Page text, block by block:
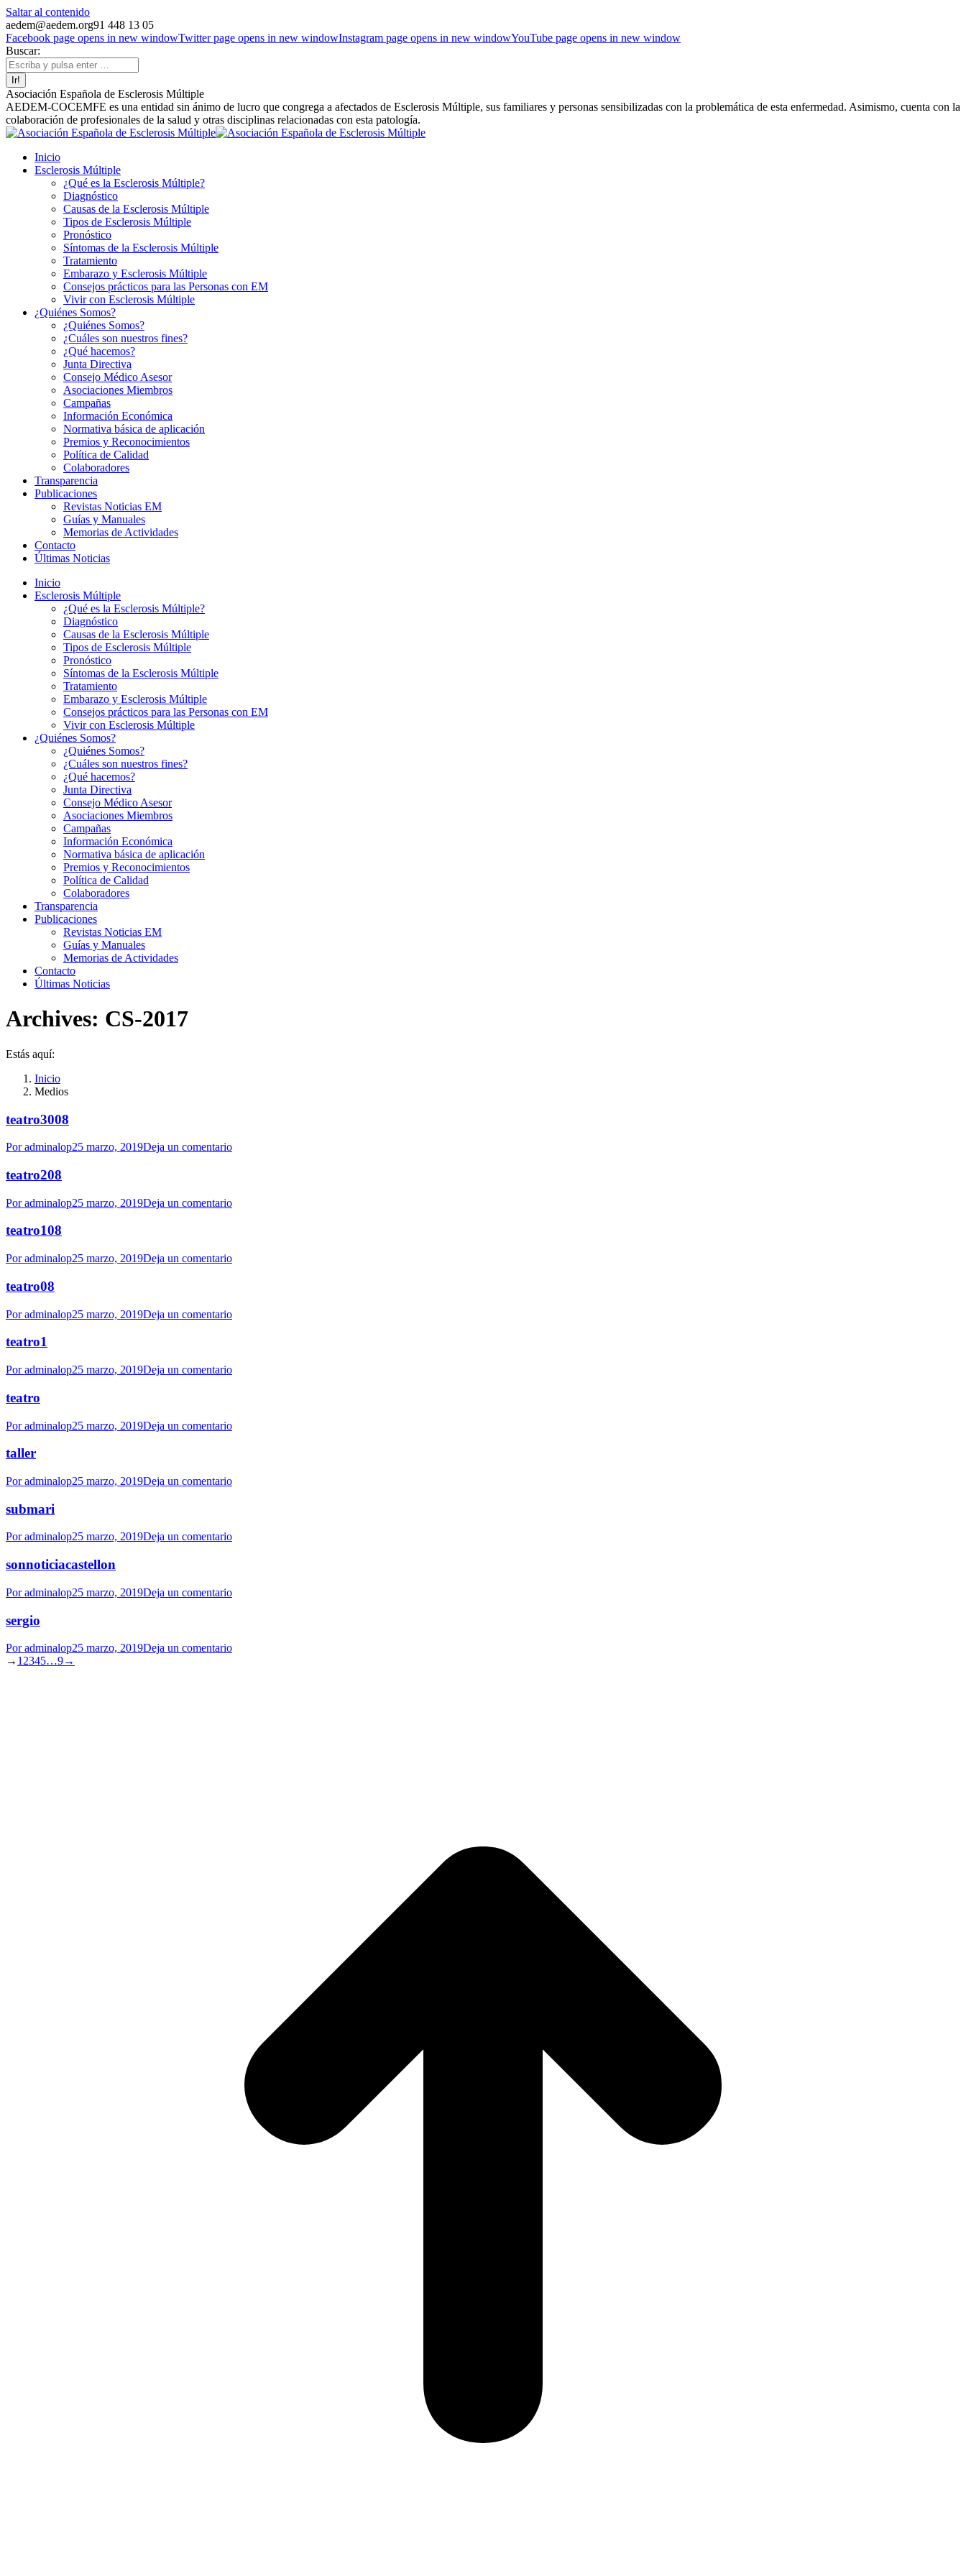
Saltar al contenido
aedem@aedem.org91 448 13 05
Facebook page opens in new windowTwitter page opens in new windowInstagram page opens in new windowYouTube page opens in new window
Buscar:
Asociación Española de Esclerosis Múltiple
AEDEM-COCEMFE es una entidad sin ánimo de lucro que congrega a afectados de Esclerosis Múltiple, sus familiares y personas sensibilizadas con la problemática de esta enfermedad. Asimismo, cuenta con la
colaboración de profesionales de la salud y otras disciplinas relacionadas con esta patología.
Inicio
Esclerosis Múltiple
¿Qué es la Esclerosis Múltiple?
Diagnóstico
Causas de la Esclerosis Múltiple
Tipos de Esclerosis Múltiple
Pronóstico
Síntomas de la Esclerosis Múltiple
Tratamiento
Embarazo y Esclerosis Múltiple
Consejos prácticos para las Personas con EM
Vivir con Esclerosis Múltiple
¿Quiénes Somos?
¿Quiénes Somos?
¿Cuáles son nuestros fines?
¿Qué hacemos?
Junta Directiva
Consejo Médico Asesor
Asociaciones Miembros
Campañas
Información Económica
Normativa básica de aplicación
Premios y Reconocimientos
Política de Calidad
Colaboradores
Transparencia
Publicaciones
Revistas Noticias EM
Guías y Manuales
Memorias de Actividades
Contacto
Últimas Noticias
Inicio
Esclerosis Múltiple
¿Qué es la Esclerosis Múltiple?
Diagnóstico
Causas de la Esclerosis Múltiple
Tipos de Esclerosis Múltiple
Pronóstico
Síntomas de la Esclerosis Múltiple
Tratamiento
Embarazo y Esclerosis Múltiple
Consejos prácticos para las Personas con EM
Vivir con Esclerosis Múltiple
¿Quiénes Somos?
¿Quiénes Somos?
¿Cuáles son nuestros fines?
¿Qué hacemos?
Junta Directiva
Consejo Médico Asesor
Asociaciones Miembros
Campañas
Información Económica
Normativa básica de aplicación
Premios y Reconocimientos
Política de Calidad
Colaboradores
Transparencia
Publicaciones
Revistas Noticias EM
Guías y Manuales
Memorias de Actividades
Contacto
Últimas Noticias
Archives: CS-2017
Estás aquí:
Inicio
Medios
teatro3008
Poradminalop25 marzo, 2019Deja un comentario
teatro208
Poradminalop25 marzo, 2019Deja un comentario
teatro108
Poradminalop25 marzo, 2019Deja un comentario
teatro08
Poradminalop25 marzo, 2019Deja un comentario
teatro1
Poradminalop25 marzo, 2019Deja un comentario
teatro
Poradminalop25 marzo, 2019Deja un comentario
taller
Poradminalop25 marzo, 2019Deja un comentario
submari
Poradminalop25 marzo, 2019Deja un comentario
sonnoticiacastellon
Poradminalop25 marzo, 2019Deja un comentario
sergio
Poradminalop25 marzo, 2019Deja un comentario
→ 1 2345…9→